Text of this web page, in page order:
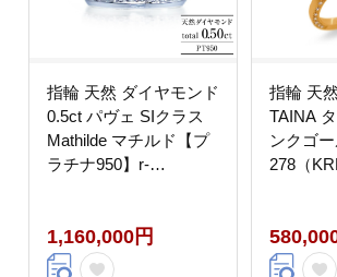
指輪 天然 ダイヤモンド
0.5ct パヴェ SIクラス
Mathilde マチルド【プ
ラチナ950】r-
1,160,000円
指輪 天
TAINA
ンクゴ
278（